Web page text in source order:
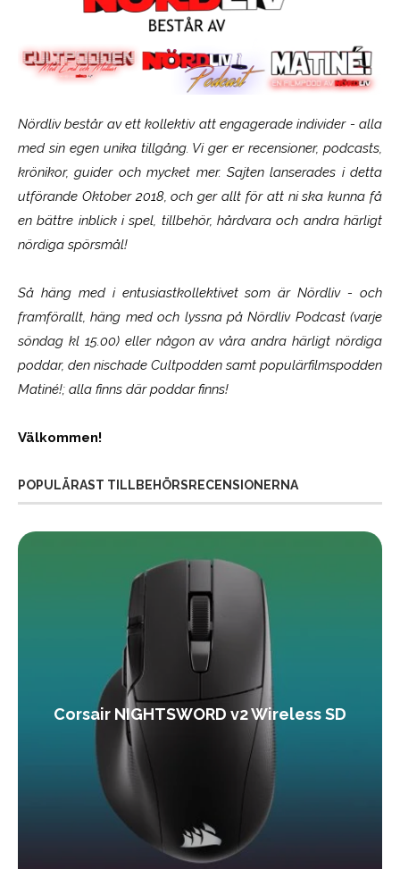
Nördliv består av ett kollektiv att engagerade individer - alla
med sin egen unika tillgång. Vi ger er recensioner, podcasts,
krönikor, guider och mycket mer. Sajten lanserades i detta
utförande Oktober 2018, och ger allt för att ni ska kunna få
en bättre inblick i spel, tillbehör, hårdvara och andra härligt
nördiga spörsmål!
Så häng med i entusiastkollektivet som ärNördliv- och
framförallt, häng med och lyssna på Nördliv Podcast (varje
söndag kl 15.00) eller någon av våra andra härligt nördiga
poddar, den nischade Cultpodden samt populärfilmspodden
Matiné!; alla finns där poddar finns!
Välkommen!
POPULÄRAST TILLBEHÖRSRECENSIONERNA
Corsair NIGHTSWORD v2 Wireless SD